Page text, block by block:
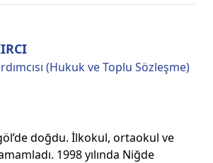
(Hukuk ve Toplu Sözleşme)
doğdu. İlkokul, ortaokul ve
1998 yılında Niğde